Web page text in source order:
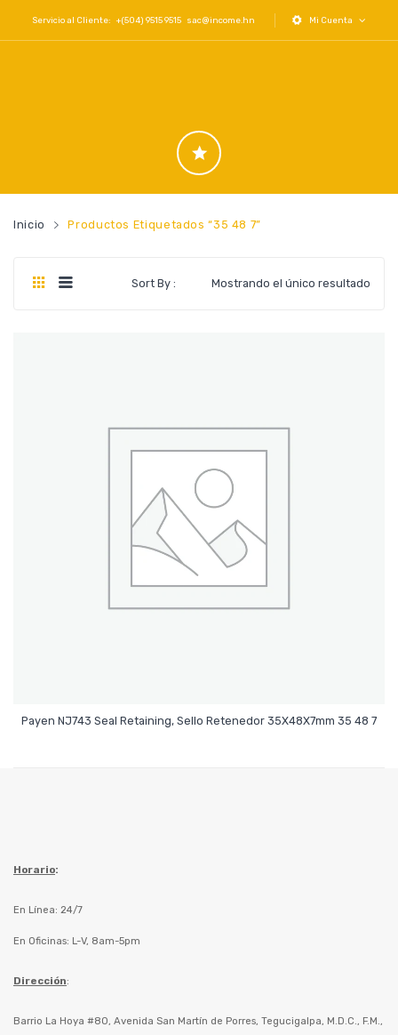
Servicio al Cliente: +(504) 9515 9515 sac@income.hn Mi Cuenta
Inicio Productos Etiquetados “35 48 7”
Mostrando el único resultado
Sort By :
Payen NJ743 Seal Retaining, Sello Retenedor 35X48X7mm 35 48 7
Horario:
En Línea: 24/7
En Oficinas: L-V, 8am-5pm
Dirección:
Barrio La Hoya #80, Avenida San Martín de Porres, Tegucigalpa, M.D.C., F.M.,